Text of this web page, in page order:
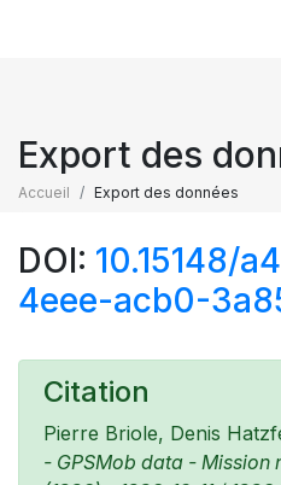
Export des
Accueil Export des données
DOI: 10.15148/
4eee-acb0-
Citation
Pierre Briole, Denis
- GPSMob data - Mission